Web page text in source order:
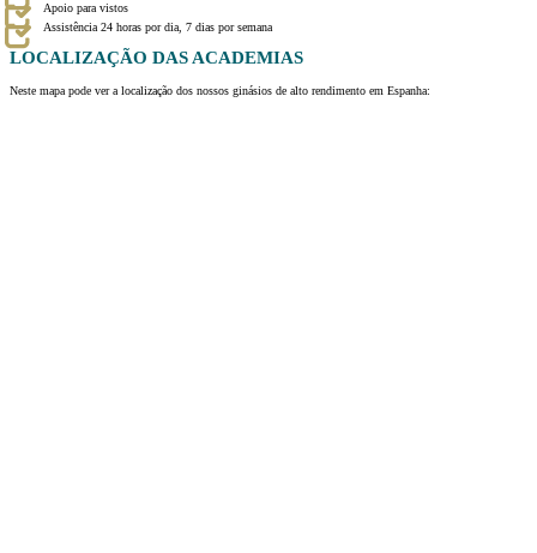
Apoio para vistos
Assistência 24 horas por dia, 7 dias por semana
LOCALIZAÇÃO DAS ACADEMIAS
Neste mapa pode ver a localização dos nossos ginásios de alto rendimento em Espanha: